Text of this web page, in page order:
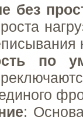
без
по
: